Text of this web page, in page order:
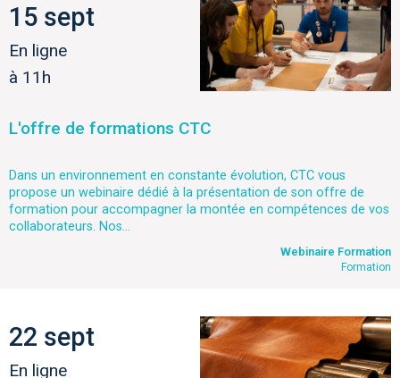
15 sept
En ligne
à 11h
L'offre de formations CTC
Dans un environnement en constante évolution, CTC vous
propose un webinaire dédié à la présentation de son offre de
formation pour accompagner la montée en compétences de vos
collaborateurs. Nos...
Webinaire Formation
Formation
22 sept
En ligne